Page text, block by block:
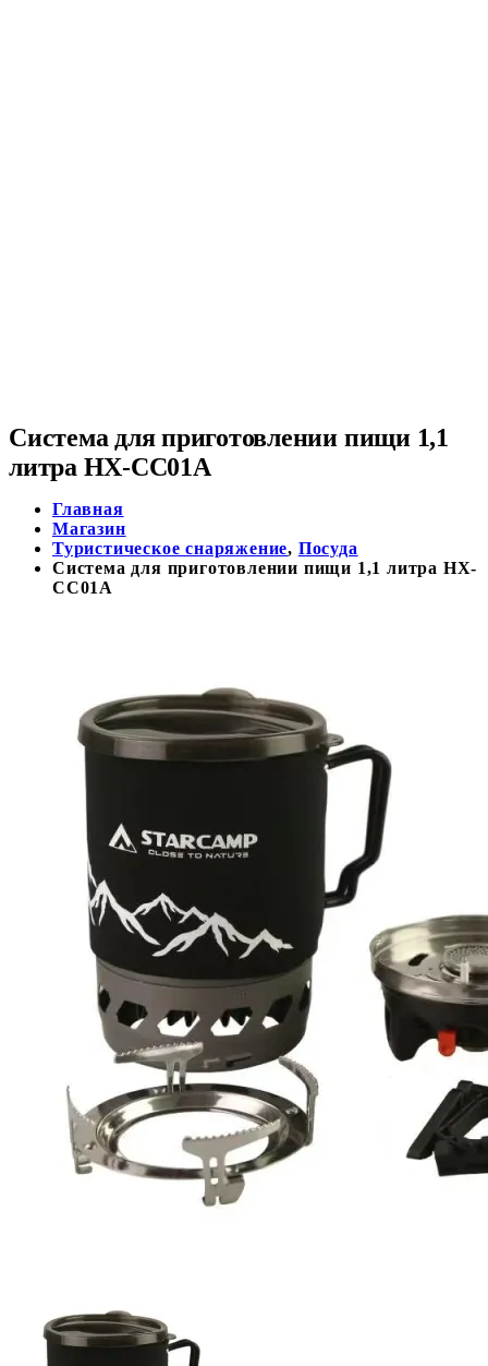
Система для приготовлении пищи 1,1
литра HX-CC01A
Главная
Магазин
Туристическое снаряжение, Посуда
Система для приготовлении пищи 1,1 литра HX-
CC01A